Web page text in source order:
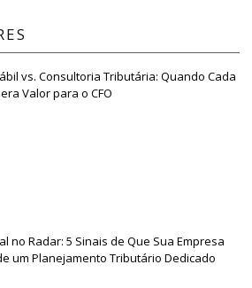
vs. Consultoria Tributária: Quando Cada
Valor para o CFO
no Radar: 5 Sinais de Que Sua Empresa
um Planejamento Tributário Dedicado